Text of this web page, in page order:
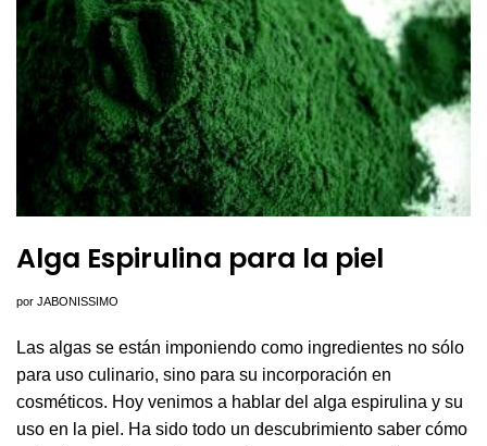
Alga Espirulina para la piel
por JABONISSIMO
Las algas se están imponiendo como ingredientes no sólo
para uso culinario, sino para su incorporación en
cosméticos. Hoy venimos a hablar del alga espirulina y su
uso en la piel. Ha sido todo un descubrimiento saber cómo